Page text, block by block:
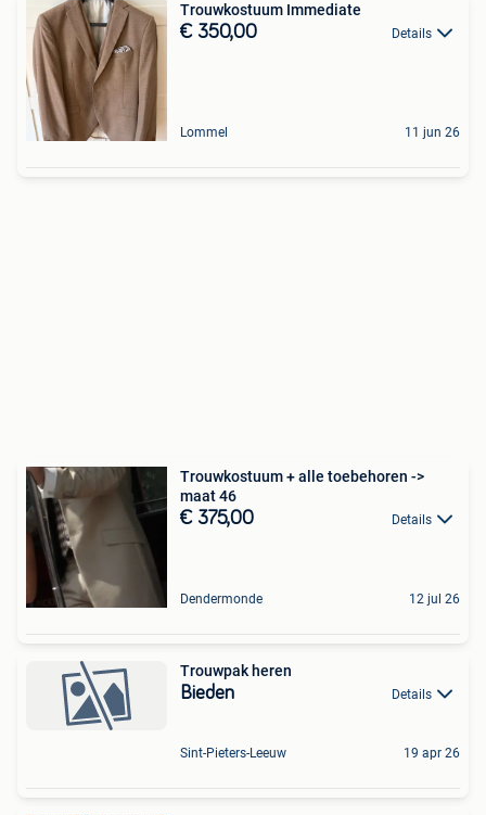
Trouwkostuum Immediate
€ 350,00 Details
Lommel 11 jun 26
Trouwkostuum + alle toebehoren ->
maat 46
€ 375,00 Details
Dendermonde 12 jul 26
Trouwpak heren
Bieden Details
Sint-Pieters-Leeuw 19 apr 26